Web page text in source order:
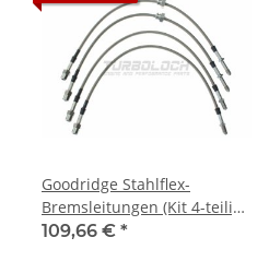
Goodridge Stahlflex-
Bremsleitungen (Kit 4-teilig,
ABE) - BMW E36 (mit E46
109,66 € *